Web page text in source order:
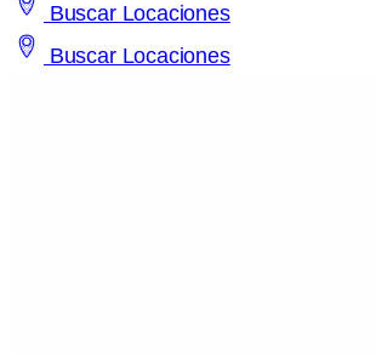
Buscar Locaciones
Buscar Locaciones